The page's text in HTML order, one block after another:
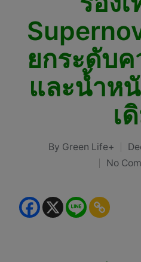
ยกระดับ
และน้ำห
เ
Posted
By Green Life+
No